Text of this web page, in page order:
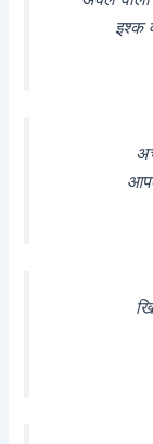
इश्क